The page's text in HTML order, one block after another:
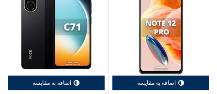
اضافه به مقایسه اضافه به مقایسه